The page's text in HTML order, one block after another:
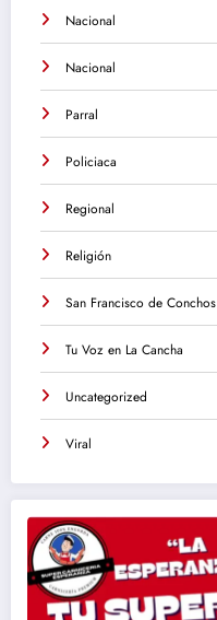
Nacional
Nacional
Parral
Policiaca
Regional
Religión
San Francisco de Conchos
Tu Voz en La Cancha
Uncategorized
Viral